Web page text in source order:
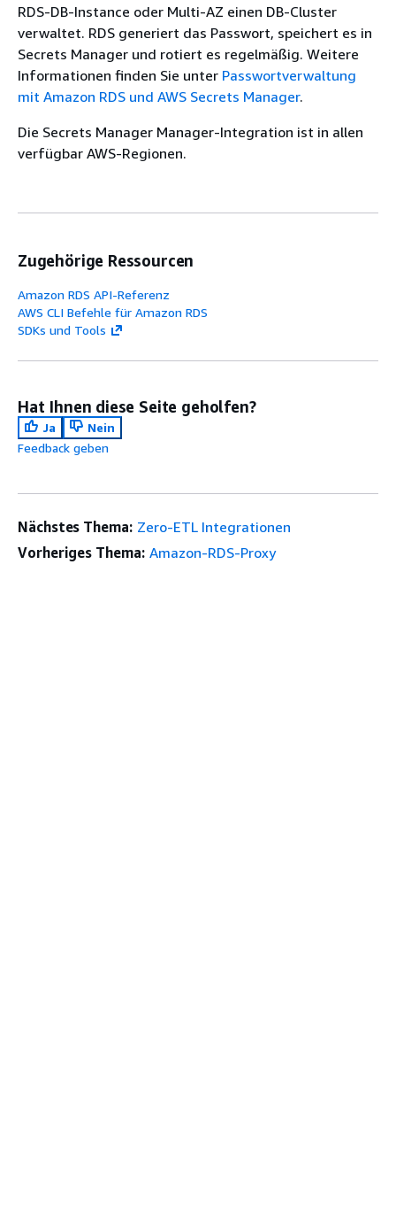
RDS-DB-Instance oder Multi-AZ einen DB-Cluster
verwaltet. RDS generiert das Passwort, speichert es in
Secrets Manager und rotiert es regelmäßig. Weitere
Informationen finden Sie unter Passwortverwaltung
mit Amazon RDS und AWS Secrets Manager.
Die Secrets Manager Manager-Integration ist in allen
verfügbar AWS-Regionen.
Zugehörige Ressourcen
Amazon RDS API-Referenz
AWS CLI Befehle für Amazon RDS
SDKs und Tools
Hat Ihnen diese Seite geholfen?
Ja
Nein
Feedback geben
Nächstes Thema: Zero-ETL Integrationen
Vorheriges Thema: Amazon-RDS-Proxy